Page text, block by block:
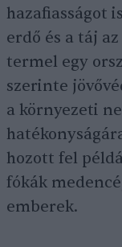
hazafiasságot
erdő és a táj
termel egy
szerinte
a környezeti
hozott fel
fókák
emberek.